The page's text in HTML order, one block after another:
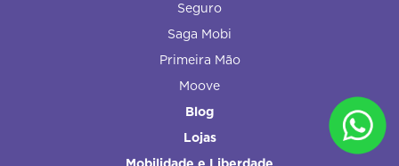
Seguro
Saga Mobi
Primeira Mão
Moove
Blog
Lojas